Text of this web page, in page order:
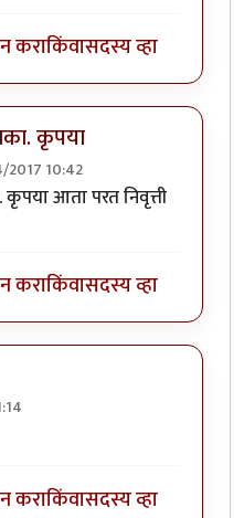
कराकिंवासदस्य व्हा
कृपया
2017 10:42
आता परत निवृत्ती
कराकिंवासदस्य व्हा
कराकिंवासदस्य व्हा